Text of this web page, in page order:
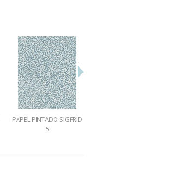
PAPEL PINTADO SIGFRID
5